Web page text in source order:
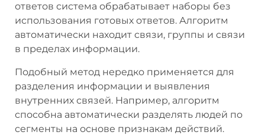
ответов система обрабатывает наборы без
использования готовых ответов. Алгоритм
автоматически находит связи, группы и связи
в пределах информации.
Подобный метод нередко применяется для
разделения информации и выявления
внутренних связей. Например, алгоритм
способна автоматически разделять людей по
сегменты на основе признакам действий.